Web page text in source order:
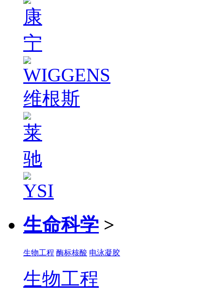
生命科学 >
生物工程 酶标核酸 电泳凝胶
生物工程